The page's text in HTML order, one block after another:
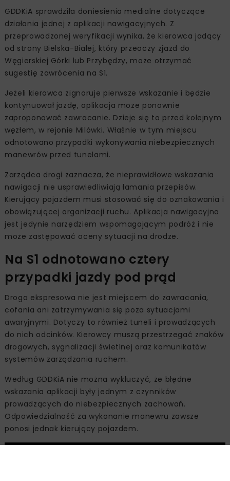
GDDKiA sprawdziła doniesienia medialne dotyczące
działania jednej z aplikacji nawigacyjnych. Z
przeprowadzonej weryfikacji wynika, że kierowca jadący
od strony Bielska-Białej, który przeoczy zjazd do
Węgierskiej Górki lub Przybędzy, może otrzymać
sugestię zawrócenia na S1.
Jeżeli kierowca zignoruje pierwsze wskazanie i będzie
kontynuował jazdę, aplikacja może ponownie
zaproponować zawracanie. Dzieje się to przed kolejnym
węzłem, w rejonie Milówki. Właśnie w tym miejscu
odnotowano przypadki wykonywania niebezpiecznych
manewrów przed tunelami.
Zarządca drogi zaznacza, że nieprawidłowe wskazania
nawigacji nie usprawiedliwiają łamania przepisów.
Kierujący pojazdem musi stosować się do oznakowania i
obowiązującej organizacji ruchu. Aplikacja nawigacyjna
jest jedynie narzędziem wspomagającym podróż i nie
może zastępować oceny sytuacji na drodze.
Na S1 odnotowano cztery
przypadki jazdy pod prąd
Droga ekspresowa nie jest miejscem do zawracania,
cofania ani zatrzymywania się poza sytuacjami
awaryjnymi. Dotyczy to również tuneli i prowadzących
do nich odcinków. Kierowcy muszą przestrzegać znaków
drogowych, sygnalizacji świetlnej oraz komunikatów
systemów zarządzania ruchem.
Według GDDKiA nie można wykluczyć, że błędne
wskazania aplikacji były jednym z czynników
prowadzących do niebezpiecznych zachowań.
Odpowiedzialność za wykonanie manewru zawsze
ponosi jednak kierujący pojazdem.